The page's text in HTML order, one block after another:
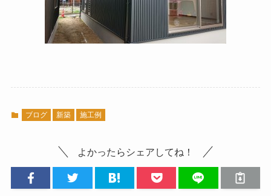
ブログ 新築 施工例
よかったらシェアしてね！